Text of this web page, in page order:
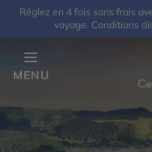
Réglez en 4 fois sans frais
voyage. Conditions
MENU